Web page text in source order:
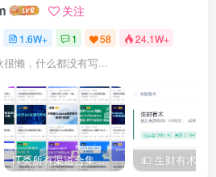
关注
1.6W+ 1 58 24.1W+
很懒，什么都没有写...
IT类所有渠道合集 持续日更，目前近四千多条资源 年费用户微信私信获取权限